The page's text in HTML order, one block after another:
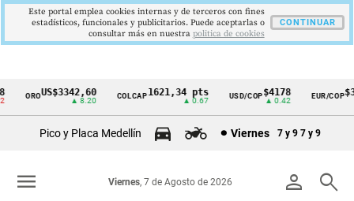
Cintillo
Colombia
OROUS$3342,60
▲ 8.20
COLCAP1621,34 pts
▲ 0.67
USD/COP$4178
▲ 0.42
EUR/COP
Pico y Placa Medellín Viernes 7 y 9 7 y 9
person search
Viernes, 7 de Agosto de 2026
menu
Este portal emplea cookies internas y de terceros con fines
estadísticos, funcionales y publicitarios. Puede aceptarlas o
consultar más en nuestra politica de cookies
CONTINUAR